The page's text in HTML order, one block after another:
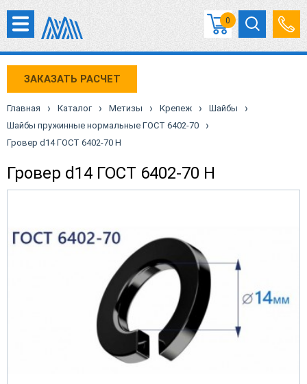
0
ЗАКАЗАТЬ РАСЧЕТ
Главная › Каталог › Метизы › Крепеж › Шайбы ›
Шайбы пружинные нормальные ГОСТ 6402-70 ›
Гровер d14 ГОСТ 6402-70 Н
Гровер d14 ГОСТ 6402-70 Н